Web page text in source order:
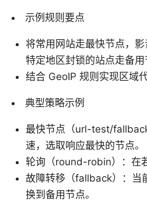
示例规则要点
将常用网站走最快节点，影
特定地区封锁的站点走备用
结合 GeoIP 规则实现区域代
典型策略示例
最快节点（url-test/
速，选取响应最快的节点。
轮询（round-robin）：在
故障转移（fallback）：当
换到备用节点。